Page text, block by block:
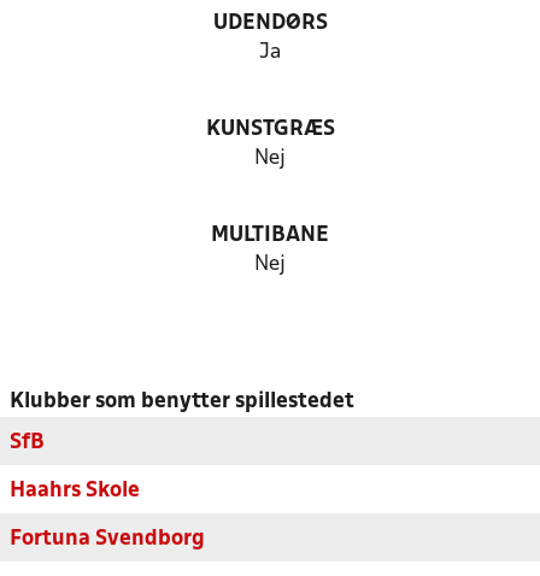
UDENDØRS
Ja
KUNSTGRÆS
Nej
MULTIBANE
Nej
Klubber som benytter spillestedet
SfB
Haahrs Skole
Fortuna Svendborg